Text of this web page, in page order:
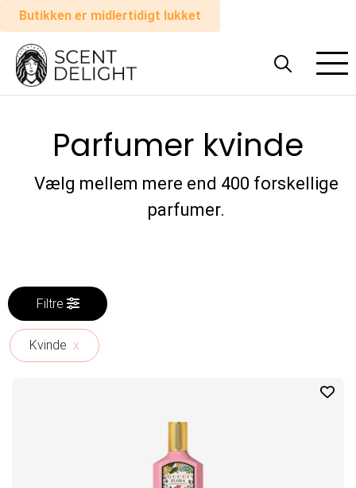
Butikken er midlertidigt lukket
Alle
parfumer
Mand
Kvinde
det
Indkøbskurv
Profil
Parfumer kvinde
Vælg mellem mere end 400 forskellige
parfumer.
Filtre
Kvinde x